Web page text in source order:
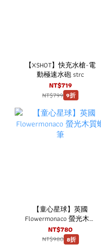
【XSHOT】快充水槍-電
動極速水砲 strc
NT$719
NT$799 9折
【童心星球】英國
Flowermonaco 螢光木質
蠟筆
NT$780
NT$980 8折